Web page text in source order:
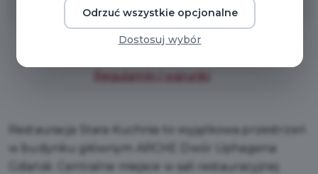
Regulamin i warunki
Restauracja Stara Kuchnia to wyjątkowa przestrzeń
w budynku głównym ARCHE Dwór Uphagena
Gdańsk. Centralne miejsce w sali restauracyjnej
Odrzuć wszystkie opcjonalne
Dostosuj wybór